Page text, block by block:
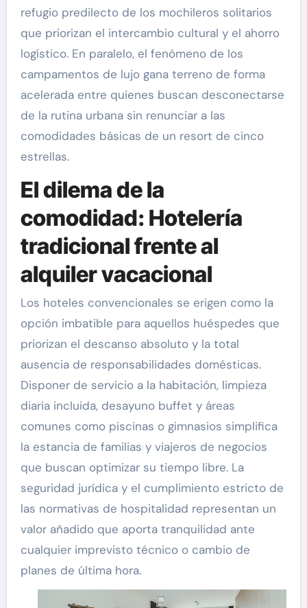
refugio predilecto de los mochileros solitarios
que priorizan el intercambio cultural y el ahorro
logístico. En paralelo, el fenómeno de los
campamentos de lujo gana terreno de forma
acelerada entre quienes buscan desconectarse
de la rutina urbana sin renunciar a las
comodidades básicas de un resort de cinco
estrellas.
El dilema de la
comodidad: Hotelería
tradicional frente al
alquiler vacacional
Los hoteles convencionales se erigen como la
opción imbatible para aquellos huéspedes que
priorizan el descanso absoluto y la total
ausencia de responsabilidades domésticas.
Disponer de servicio a la habitación, limpieza
diaria incluida, desayuno buffet y áreas
comunes como piscinas o gimnasios simplifica
la estancia de familias y viajeros de negocios
que buscan optimizar su tiempo libre. La
seguridad jurídica y el cumplimiento estricto de
las normativas de hospitalidad representan un
valor añadido que aporta tranquilidad ante
cualquier imprevisto técnico o cambio de
planes de última hora.